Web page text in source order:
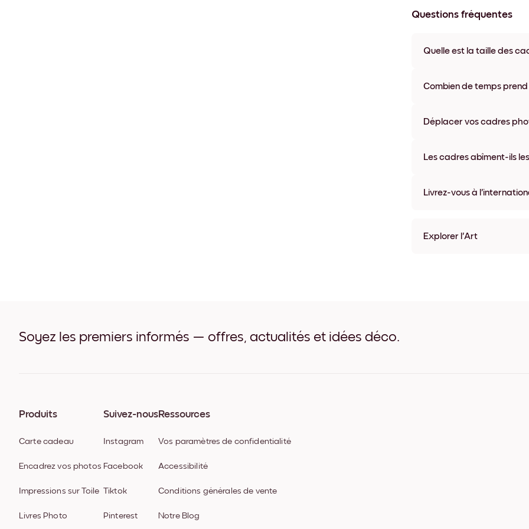
Questions fréquentes
Quelle est la taille des
coloris disponibles, y compris
Combien de temps prend
semaine. Livraison express
Déplacer vos cadres
abîmer vos murs.
Les cadres abîment-ils
Livrez-vous à
Explorer l'Art
Soyez les premiers informés — offres, actualités et idées déco.
Produits
Carte cadeau
Encadrez vos photos
Impressions sur Toile
Livres Photo
Suivez-nous
Instagram
Facebook
Tiktok
Pinterest
Ressources
Vos paramètres de confidentialité
Accessibilité
Conditions générales de vente
Notre Blog